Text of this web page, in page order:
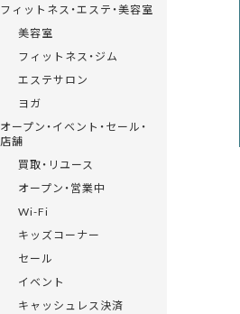
フィットネス・エステ・美容室
美容室
フィットネス・ジム
エステサロン
ヨガ
オープン・イベント・セール・
店舗
買取・リユース
オープン・営業中
Wi-Fi
キッズコーナー
セール
イベント
キャッシュレス決済